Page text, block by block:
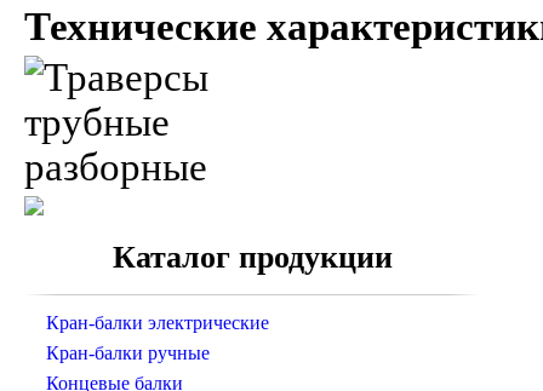
Технические
Каталог продукции
Кран-балки электрические
Кран-балки ручные
Концевые балки